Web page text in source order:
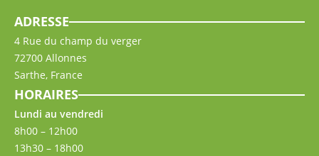
ADRESSE
4 Rue du champ du verger
72700 Allonnes
Sarthe, France
HORAIRES
Lundi au vendredi
8h00 – 12h00
13h30 – 18h00